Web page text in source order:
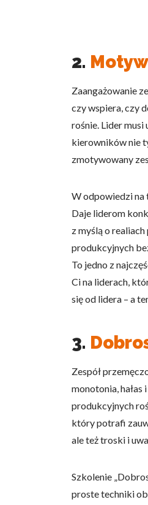
2.
Zaangażowanie
czy wspiera, czy
rośnie. Lider
kierowników nie
zmotywowany
W odpowiedzi na
Daje liderom
z myślą o
produkcyjnych
To jedno z
Ci na liderach,
się od lidera – a
3.
Zespół
monotonia,
produkcyjnych
który potrafi
ale też troski i
Szkolenie
proste techniki